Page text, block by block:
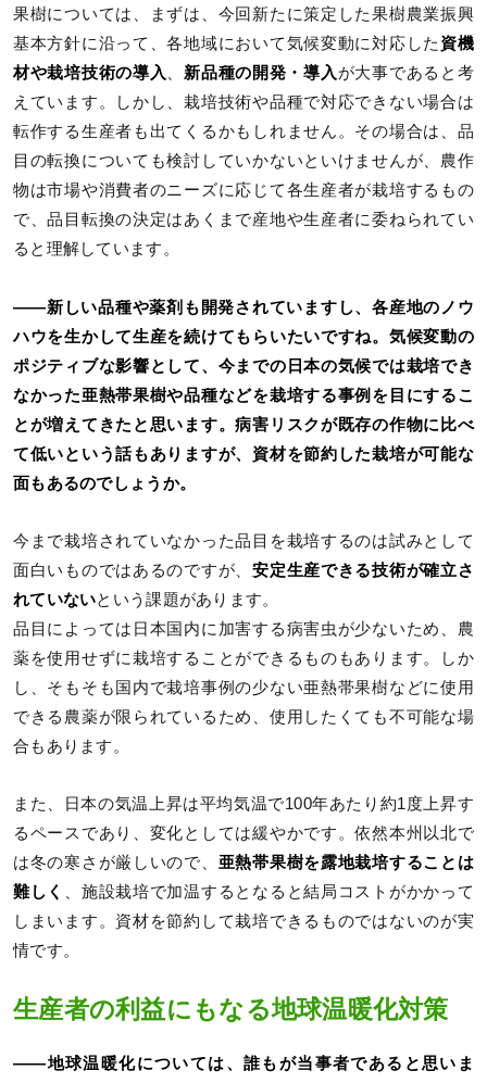
果樹については、まずは、今回新たに策定した果樹農業振興
基本方針に沿って、各地域において気候変動に対応した 資機
材や栽培技術の導入、新品種の開発・導入が大事であると考
えています。しかし、栽培技術や品種で対応できない場合は
転作する生産者も出てくるかもしれません。その場合は、品
目の転換についても検討していかないといけませんが、農作
物は市場や消費者のニーズに応じて各生産者が栽培するもの
で、品目転換の決定はあくまで産地や生産者に委ねられてい
ると理解しています。
――新しい品種や薬剤も開発されていますし、各産地のノウ
ハウを生かして生産を続けてもらいたいですね。気候変動の
ポジティブな影響として、今までの日本の気候では栽培でき
なかった亜熱帯果樹や品種などを栽培する事例を目にするこ
とが増えてきたと思います。病害リスクが既存の作物に比べ
て低いという話もありますが、資材を節約した栽培が可能な
面もあるのでしょうか。
今まで栽培されていなかった品目を栽培するのは試みとして
面白いものではあるのですが、安定生産できる技術が確立さ
れていないという課題があります。
品目によっては日本国内に加害する病害虫が少ないため、農
薬を使用せずに栽培することができるものもあります。しか
し、そもそも国内で栽培事例の少ない亜熱帯果樹などに使用
できる農薬が限られているため、使用したくても不可能な場
合もあります。
また、日本の気温上昇は平均気温で100年あたり約1度上昇す
るペースであり、変化としては緩やかです。依然本州以北で
は冬の寒さが厳しいので、 亜熱帯果樹を露地栽培することは
難しく
、施設栽培で加温するとなると結局コストがかかって
しまいます。資材を節約して栽培できるものではないのが実
情です。
生産者の利益にもなる地球温暖化対策
――地球温暖化については、誰もが当事者であると思いま